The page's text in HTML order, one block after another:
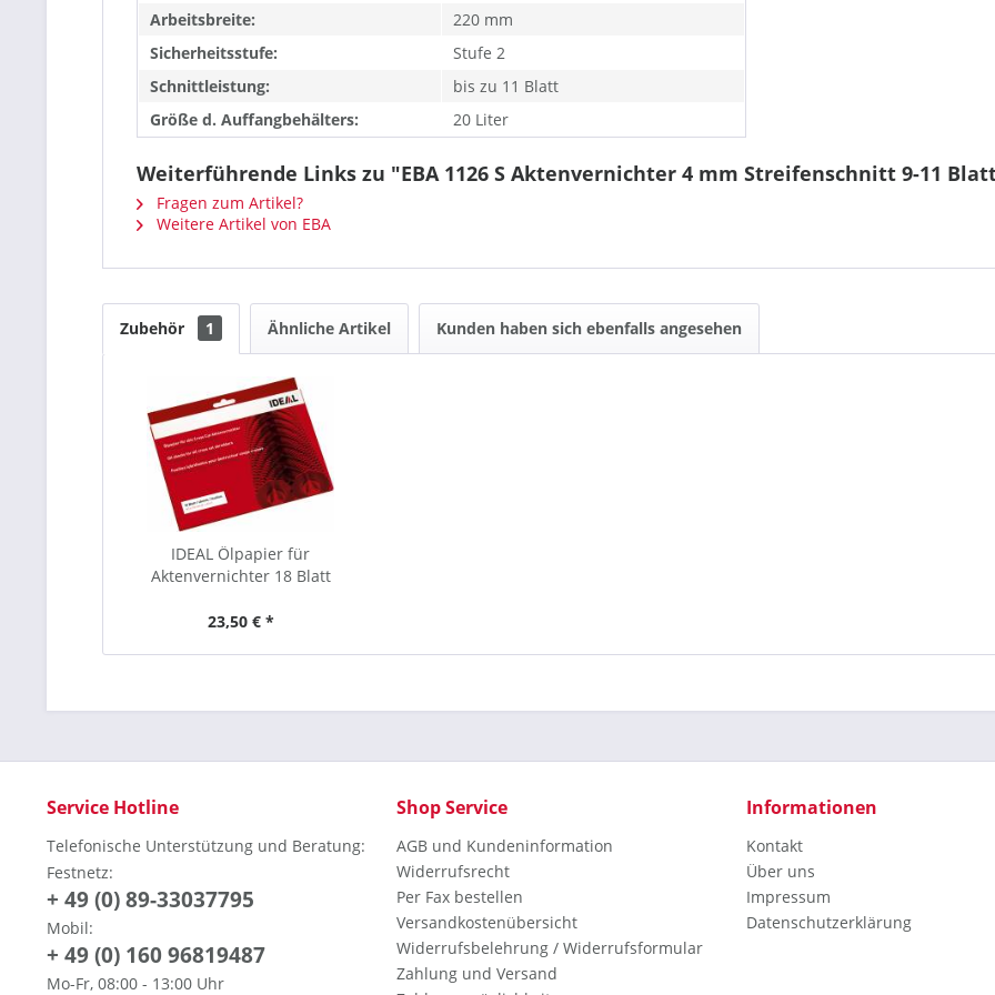
Arbeitsbreite:
220 mm
Sicherheitsstufe:
Stufe 2
Schnittleistung:
bis zu 11 Blatt
Größe d. Auffangbehälters:
20 Liter
Weiterführende Links zu "EBA 1126 S Aktenvernichter 4 mm Streifenschnitt 9-11
Fragen zum Artikel?
Weitere Artikel von EBA
Zubehör 1 Ähnliche Artikel Kunden haben sich ebenfalls angesehen
IDEAL Ölpapier für
Aktenvernichter 18 Blatt
23,50 € *
Service Hotline
Telefonische Unterstützung und Beratung:
Festnetz:
+ 49 (0) 89-33037795
Mobil:
+ 49 (0) 160 96819487
Mo-Fr, 08:00 - 13:00 Uhr
Shop Service
AGB und Kundeninformation
Widerrufsrecht
Per Fax bestellen
Versandkostenübersicht
Widerrufsbelehrung / Widerrufsformular
Zahlung und Versand
Informationen
Kontakt
Über uns
Impressum
Datenschutzerklärung